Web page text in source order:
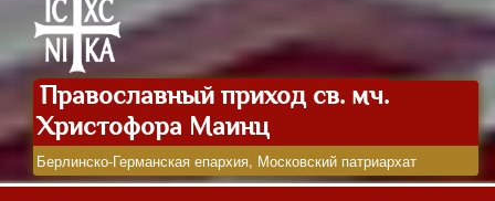
Православный приход св. мч.
Христофора Маинц
Берлинско-Германская епархия, Московский патриархат